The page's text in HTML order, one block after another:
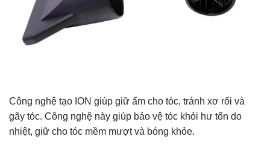
Công nghệ tạo ION giúp giữ ẩm cho tóc, tránh xơ rối và
gãy tóc. Công nghệ này giúp bảo vệ tóc khỏi hư tổn do
nhiệt, giữ cho tóc mềm mượt và bóng khỏe.